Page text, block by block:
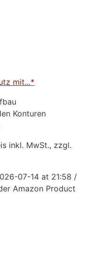
mit...*
Konturen
inkl. MwSt., zzgl.
07-14 at 21:58 /
Amazon Product